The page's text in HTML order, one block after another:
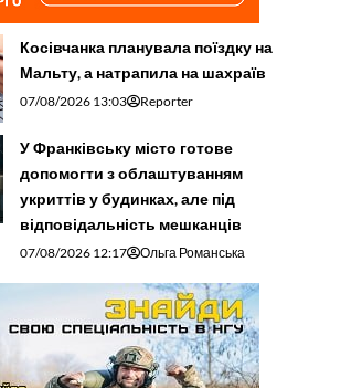
Косівчанка планувала поїздку на
Мальту, а натрапила на шахраїв
07/08/2026 13:03 Reporter
У Франківську місто готове
допомогти з облаштуванням
укриттів у будинках, але під
відповідальність мешканців
07/08/2026 12:17 Ольга Романська